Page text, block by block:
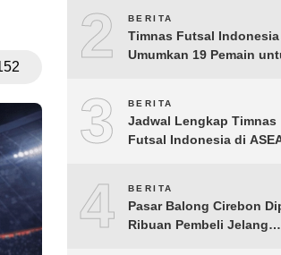
2 BERITA
Timnas Futsal Indonesia
Umumkan 19 Pemain
3 BERITA
Jadwal Lengkap Timnas
Futsal Indonesia di
4 BERITA
Pasar Balong Cirebon
Ribuan Pembeli Jelang